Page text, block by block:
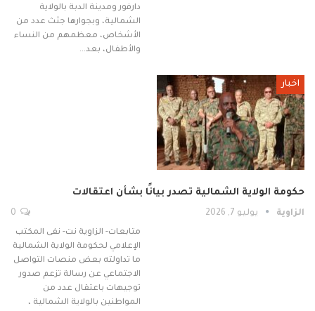
دارفور ومدينة الدبة بالولاية
الشمالية، وبجوارها جثث عدد من
الأشخاص، معظمهم من النساء
والأطفال، بعد…
اخبار
حكومة الولاية الشمالية تصدر بيانًا بشأن اعتقالات
الزاوية يوليو 7, 2026
متابعات- الزاوية نت- نفى المكتب
الإعلامي لحكومة الولاية الشمالية
ما تداولته بعض منصات التواصل
الاجتماعي عن رسالة تزعم صدور
توجيهات باعتقال عدد من
المواطنين بالولاية الشمالية ،